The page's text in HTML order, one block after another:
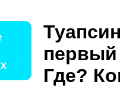
первый
Где?